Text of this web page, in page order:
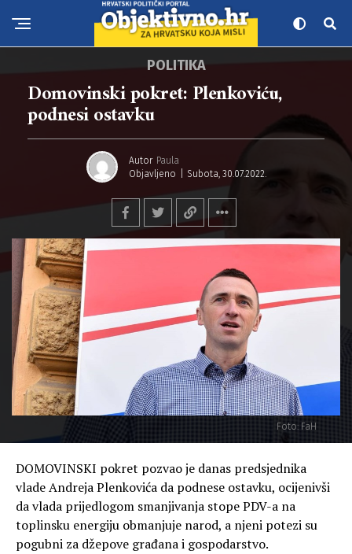
Foto: FaH
POLITIKA
Domovinski pokret: Plenkoviću,
podnesi ostavku
Autor Paula
Objavljeno
Subota, 30.07.2022.
DOMOVINSKI pokret pozvao je danas predsjednika
vlade Andreja Plenkovića da podnese ostavku, ocijenivši
da vlada prijedlogom smanjivanja stope PDV-a na
toplinsku energiju obmanjuje narod, a njeni potezi su
pogubni za džepove građana i gospodarstvo.